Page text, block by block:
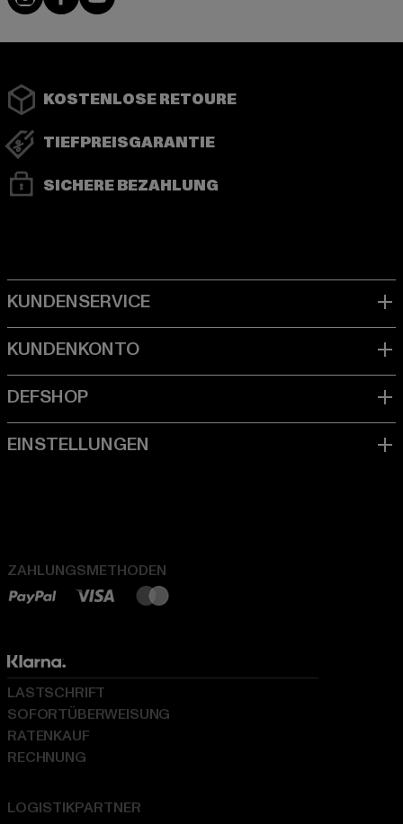
KOSTENLOSE RETOURE
TIEFPREISGARANTIE
SICHERE BEZAHLUNG
ZAHLUNGSMETHODEN
LOGISTIKPARTNER
LASTSCHRIFT
SOFORTÜBERWEISUNG
RATENKAUF
RECHNUNG